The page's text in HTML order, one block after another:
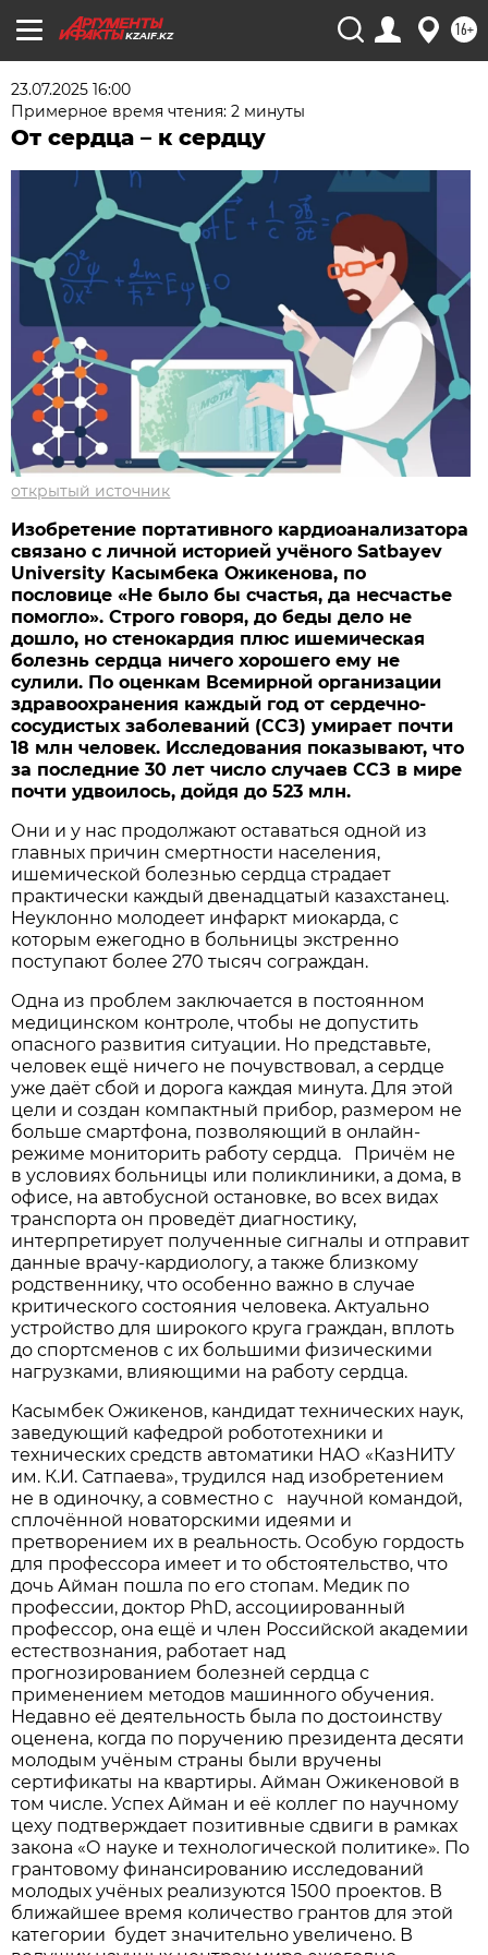
KZAIF.KZ 16+
23.07.2025 16:00
Примерное время чтения: 2 минуты
От сердца – к сердцу
открытый источник
Изобретение портативного кардиоанализатора
связано с личной историей учёного Satbayev
University Касымбека Ожикенова, по
пословице «Не было бы счастья, да несчастье
помогло». Строго говоря, до беды дело не
дошло, но стенокардия плюс ишемическая
болезнь сердца ничего хорошего ему не
сулили. По оценкам Всемирной организации
здравоохранения каждый год от сердечно-
сосудистых заболеваний (ССЗ) умирает почти
18 млн человек. Исследования показывают, что
за последние 30 лет число случаев ССЗ в мире
почти удвоилось, дойдя до 523 млн.
Они и у нас продолжают оставаться одной из
главных причин смертности населения,
ишемической болезнью сердца страдает
практически каждый двенадцатый казахстанец.
Неуклонно молодеет инфаркт миокарда, с
которым ежегодно в больницы экстренно
поступают более 270 тысяч сограждан.
Одна из проблем заключается в постоянном
медицинском контроле, чтобы не допустить
опасного развития ситуации. Но представьте,
человек ещё ничего не почувствовал, а сердце
уже даёт сбой и дорога каждая минута. Для этой
цели и создан компактный прибор, размером не
больше смартфона, позволяющий в онлайн-
режиме мониторить работу сердца. Причём не
в условиях больницы или поликлиники, а дома, в
офисе, на автобусной остановке, во всех видах
транспорта он проведёт диагностику,
интерпретирует полученные сигналы и отправит
данные врачу-кардиологу, а также близкому
родственнику, что особенно важно в случае
критического состояния человека. Актуально
устройство для широкого круга граждан, вплоть
до спортсменов с их большими физическими
нагрузками, влияющими на работу сердца.
Касымбек Ожикенов, кандидат технических наук,
заведующий кафедрой робототехники и
технических средств автоматики НАО «КазНИТУ
им. К.И. Сатпаева», трудился над изобретением
не в одиночку, а совместно с научной командой,
сплочённой новаторскими идеями и
претворением их в реальность. Особую гордость
для профессора имеет и то обстоятельство, что
дочь Айман пошла по его стопам. Медик по
профессии, доктор PhD, ассоциированный
профессор, она ещё и член Российской академии
естествознания, работает над
прогнозированием болезней сердца с
применением методов машинного обучения.
Недавно её деятельность была по достоинству
оценена, когда по поручению президента десяти
молодым учёным страны были вручены
сертификаты на квартиры. Айман Ожикеновой в
том числе. Успех Айман и её коллег по научному
цеху подтверждает позитивные сдвиги в рамках
закона «О науке и технологической политике». По
грантовому финансированию исследований
молодых учёных реализуются 1500 проектов. В
ближайшее время количество грантов для этой
категории будет значительно увеличено. В